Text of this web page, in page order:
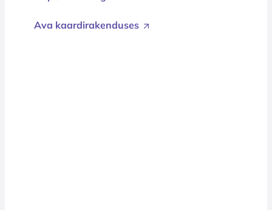
Ava kaardirakenduses